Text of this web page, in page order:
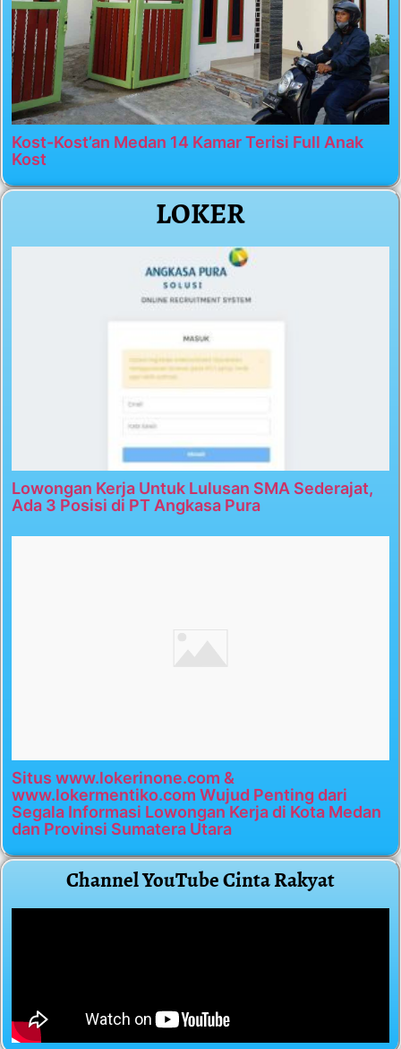
Kost-Kost’an Medan 14 Kamar Terisi Full Anak
Kost
LOKER
Lowongan Kerja Untuk Lulusan SMA Sederajat,
Ada 3 Posisi di PT Angkasa Pura
Situs www.lokerinone.com &
www.lokermentiko.com Wujud Penting dari
Segala Informasi Lowongan Kerja di Kota Medan
dan Provinsi Sumatera Utara
Channel YouTube Cinta Rakyat